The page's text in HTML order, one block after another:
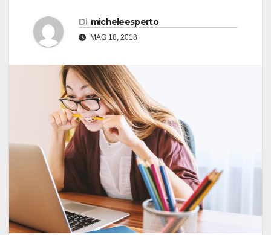
Di micheleesperto
MAG 18, 2018